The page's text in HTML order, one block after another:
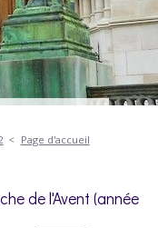
Page d'accueil
de l'Avent (année